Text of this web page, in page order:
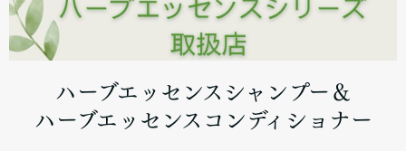
ハーブエッセンスシャンプー＆
ハーブエッセンスコンディショナー